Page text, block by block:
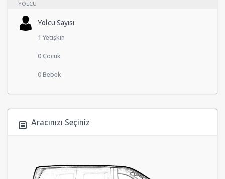
YOLCU
Yolcu Sayısı
1 Yetişkin
0 Çocuk
0 Bebek
Aracınızı Seçiniz